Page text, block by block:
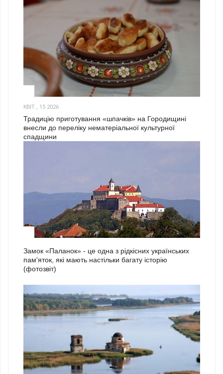
КВІТ., 15 2026
Традицію приготування «шпачків» на Городищині
внесли до переліку нематеріальної культурної
спадщини
Замок «Паланок» - це одна з рідкісних українських
пам'яток, які мають настільки багату історію
(фотозвіт)